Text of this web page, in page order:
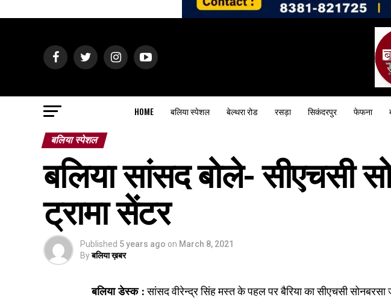
HOME बलिया स्पेशल बेल्थरा रोड रसड़ा सिकंदरपुर फेफना
बलिया स्पेशल
बलिया सांसद बोले- सीएचसी
ट्रामा सेंटर
Published 5 years ago on March 8, 2021
Byबलिया ख़बर
बलिया डेस्क :सांसद वीरेन्द्र सिंह मस्त के पहल पर बैरिया का सीएचसी